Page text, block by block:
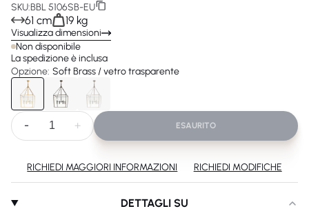
DETTAGLI SU
SKU:BBL 5106SB-EU
61 cm 19 kg
Visualizza dimensioni
Non disponibile
La spedizione è inclusa
Opzione: Soft Brass / vetro trasparente
- + ESAURITO
RICHIEDI MAGGIORI INFORMAZIONI RICHIEDI MODIFICHE